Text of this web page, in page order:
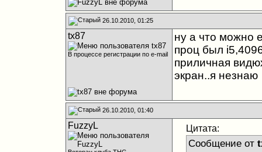
26.10.2010, 01:25
tx87
В процессе регистрации по e-mail
ну а что можно
проц был
приличная
экран..я незнаю
26.10.2010, 01:40
FuzzyL Цитата:
Сообщение от